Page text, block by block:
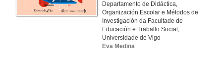
Departamento de Didáctica,
Organización Escolar e Métodos de
Investigación da Facultade de
Educación e Traballo Social,
Universidade de Vigo
Eva Medina